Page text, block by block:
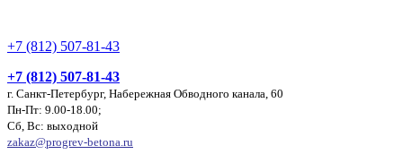
+7 (812) 507-81-43
+7 (812) 507-81-43
г. Санкт-Петербург, Набережная Обводного канала, 60
Пн-Пт: 9.00-18.00;
Сб, Вс: выходной
zakaz@progrev-betona.ru